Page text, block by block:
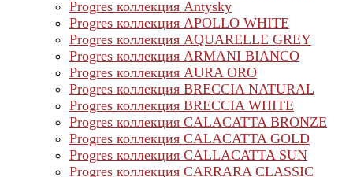
Progres коллекция Antysky
Progres коллекция APOLLO WHITE
Progres коллекция AQUARELLE GREY
Progres коллекция ARMANI BIANCO
Progres коллекция AURA ORO
Progres коллекция BRECCIA NATURAL
Progres коллекция BRECCIA WHITE
Progres коллекция CALACATTA BRONZE
Progres коллекция CALACATTA GOLD
Progres коллекция CALLACATTA SUN
Progres коллекция CARRARA CLASSIC